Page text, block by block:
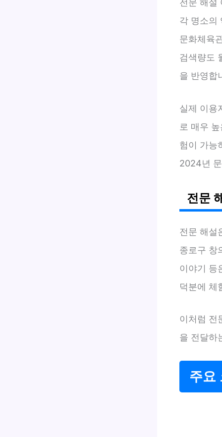
전문 해설
각 명소의
문화체육
검색량도
을 반영합
실제 이용
로 매우
험이 가능
2024년
전문
전문 해설
종로구 창
이야기 등
덕분에 체
이처럼 전
을 전달하
주요